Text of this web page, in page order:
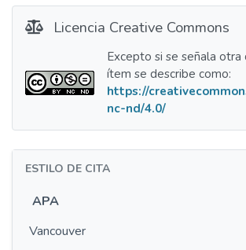
Licencia Creative Commons
Excepto si se señala otra
ítem se describe como:
https://
nc-nd/4.0/
ESTILO DE CITA
APA
Vancouver